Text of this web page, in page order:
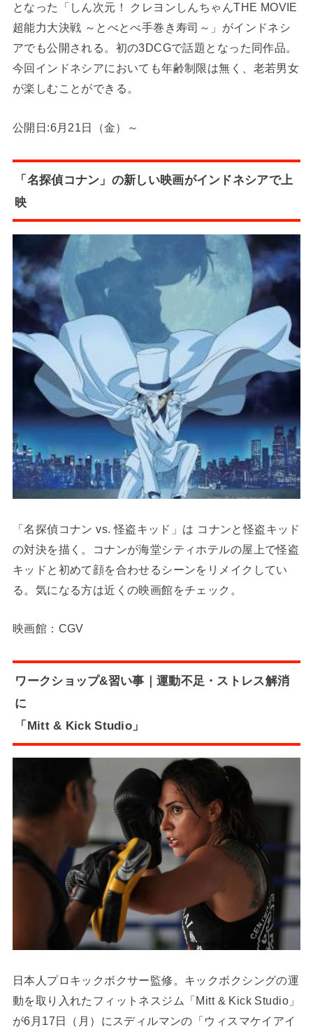
となった「しん次元！ クレヨンしんちゃんTHE MOVIE
超能力大決戦 ～とべとべ手巻き寿司～」がインドネシ
アでも公開される。初の3DCGで話題となった同作品。
今回インドネシアにおいても年齢制限は無く、老若男女
が楽しむことができる。
公開日:6月21日（金）～
「名探偵コナン」の新しい映画がインドネシアで上
映
「名探偵コナン vs. 怪盗キッド」は コナンと怪盗キッド
の対決を描く。コナンが海堂シティホテルの屋上で怪盗
キッドと初めて顔を合わせるシーンをリメイクしてい
る。気になる方は近くの映画館をチェック。
映画館：CGV
ワークショップ&習い事｜運動不足・ストレス解消
に
「Mitt & Kick Studio」
日本人プロキックボクサー監修。キックボクシングの運
動を取り入れたフィットネスジム「Mitt & Kick Studio」
が6月17日（月）にスディルマンの「ウィスマケイアイ